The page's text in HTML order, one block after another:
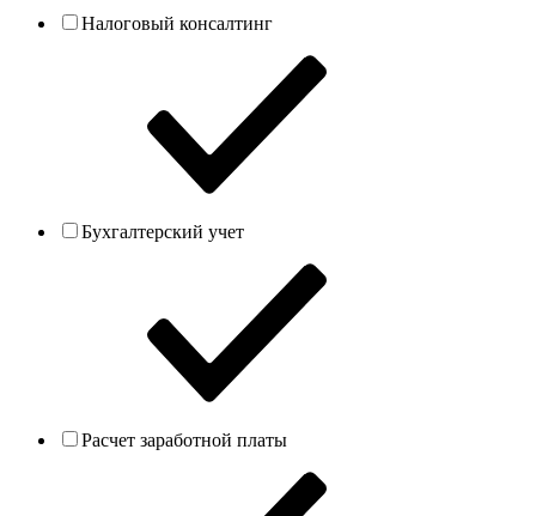
Налоговый консалтинг
Бухгалтерский учет
Расчет заработной платы